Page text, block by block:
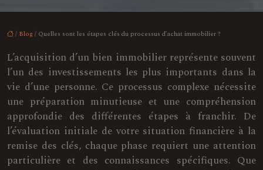
/ Blog / Quelles sont les étapes clés du processus d’achat immobilier ?
L’acquisition d’un bien immobilier représente souvent
l’un des investissements les plus importants dans la
vie d’une personne. Ce processus complexe nécessite
une préparation minutieuse et une compréhension
approfondie des différentes étapes à franchir. De
l’évaluation initiale de votre situation financière à la
remise des clés, chaque phase requiert une attention
particulière et des connaissances spécifiques. Que